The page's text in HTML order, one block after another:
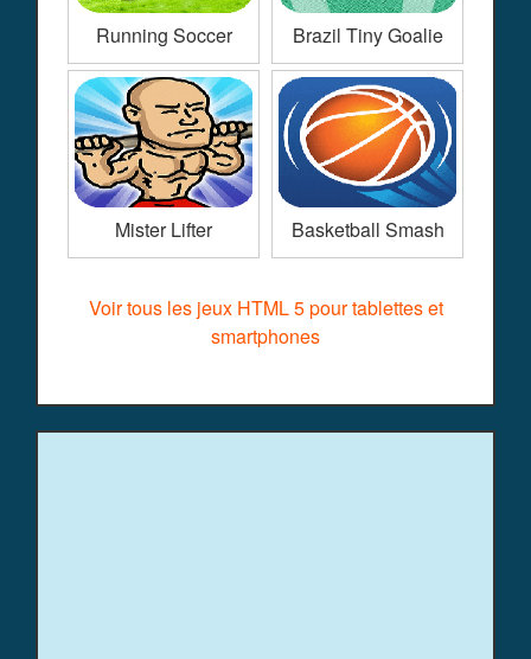
Running Soccer Brazil Tiny Goalie
Mister Lifter Basketball Smash
Voir tous les jeux HTML 5 pour tablettes et
smartphones